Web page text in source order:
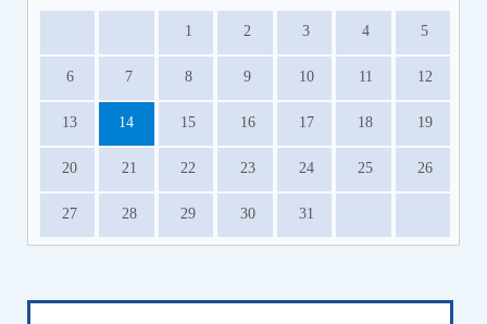
1 2 3 4 5
6 7 8 9 10 11 12
13 14 15 16 17 18 19
20 21 22 23 24 25 26
27 28 29 30 31